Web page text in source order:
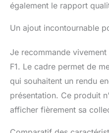
également le rapport
Un ajout incontournable
Je recommande
F1. Le cadre permet de
qui souhaitent un rendu
présentation. Ce produit
afficher fièrement sa